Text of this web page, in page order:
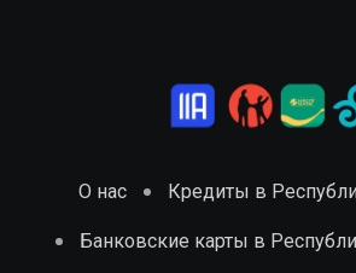
О нас Кредиты в
Банковские карты в